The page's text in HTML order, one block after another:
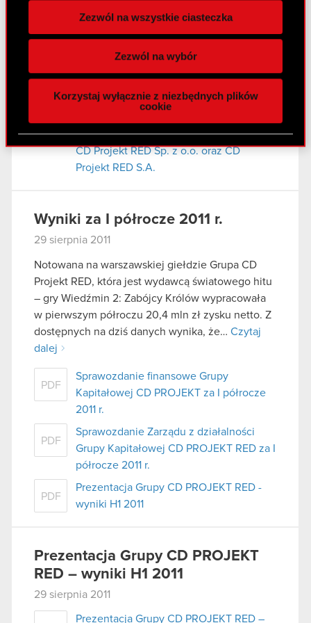
funkcje społecznościowe i analizować ruch w
naszej witrynie. Informacje o tym, jak korzystasz
z naszej witryny, udostępniamy partnerom
społecznościowym, reklamowym i analitycznym.
Partnerzy mogą połączyć te informacje z innymi
danymi otrzymanymi od Ciebie lub uzyskanymi
podczas korzystania z ich usług. Kontynuując
Zezwól na wszystkie ciasteczka
Zezwól na wybór
Korzystaj wyłącznie z niezbędnych plików
cookie
zależnej
Raport bieżący nr 58/2011
31 sierpnia 2011
Udzielenie rekomendacji przez Zarząd
podjęcia uchwały w sprawie połączenia
CD Projekt RED Sp. z o.o. oraz CD
Projekt RED S.A.
Wyniki za I półrocze 2011 r.
29 sierpnia 2011
Notowana na warszawskiej giełdzie Grupa CD
Projekt RED, która jest wydawcą światowego hitu
– gry Wiedźmin 2: Zabójcy Królów wypracowała
w pierwszym półroczu 20,4 mln zł zysku netto. Z
dostępnych na dziś danych wynika, że… Czytaj
dalej
PDF
Sprawozdanie finansowe Grupy
Kapitałowej CD PROJEKT za I półrocze
2011 r.
PDF
Sprawozdanie Zarządu z działalności
Grupy Kapitałowej CD PROJEKT RED za I
półrocze 2011 r.
PDF
Prezentacja Grupy CD PROJEKT RED -
wyniki H1 2011
Prezentacja Grupy CD PROJEKT
RED – wyniki H1 2011
29 sierpnia 2011
Prezentacja Grupy CD PROJEKT RED –